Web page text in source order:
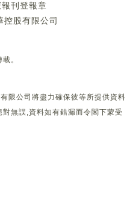
刊登報章
股有限公司
。
限公司將盡力確保彼等所提供資料
無誤,資料如有錯漏而令閣下蒙受